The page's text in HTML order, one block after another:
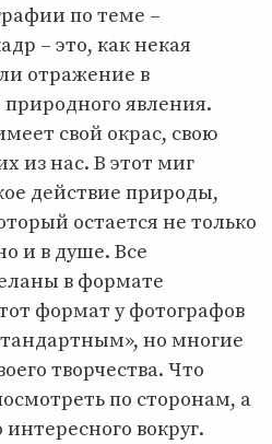
по теме –
– это, как некая
отражение в
явления.
свой окрас, свою
из нас. В этот миг
действие природы,
остается не только
и в душе. Все
в формате
формат у фотографов
но многие
творчества. Что
по сторонам, а
вокруг.